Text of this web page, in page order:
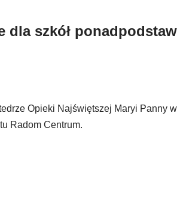
dla szkół
Opieki Najświętszej Maryi Panny
Radom Centrum.